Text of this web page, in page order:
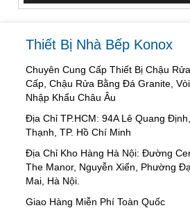
Thiết Bị Nhà Bếp Konox
Chuyên Cung Cấp Thiết Bị Chậu
Cấp, Chậu Rửa Bằng Đá Granite,
Nhập Khẩu Châu Âu
Địa Chỉ TP.HCM: 94A Lê Quang
Thạnh, TP. Hồ Chí Minh
Địa Chỉ Kho Hàng Hà Nội: Đường
The Manor, Nguyễn Xiển, Phường
Mai, Hà Nội.
Giao Hàng Miễn Phí Toàn Quốc